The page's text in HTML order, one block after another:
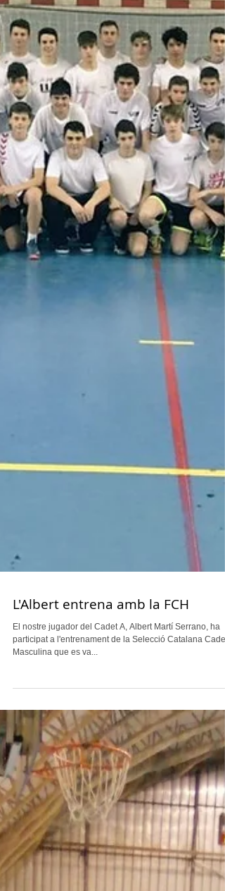
participat a l'entrenament de la Selecció Catalana Cadet
Masculina que es va...